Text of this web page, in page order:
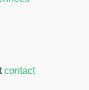
contact